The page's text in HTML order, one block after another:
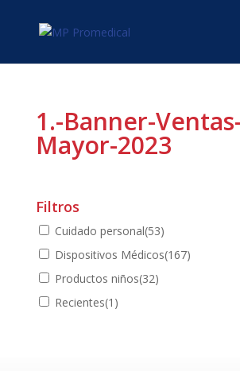
1.-Banner-
Mayor-2023
Filtros
Cuidado personal(53)
Dispositivos Médicos(167)
Productos niños(32)
Recientes(1)